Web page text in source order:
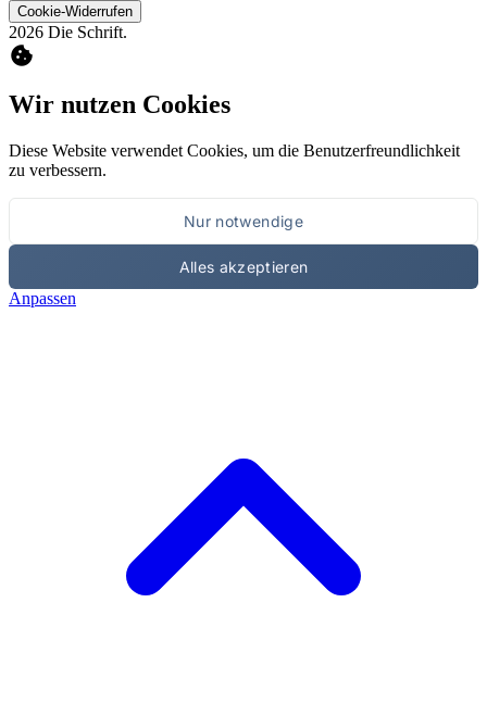
Cookie-Widerrufen
2026 Die Schrift.
cookie
Wir nutzen Cookies
Diese Website verwendet Cookies, um die Benutzerfreundlichkeit
zu verbessern.
Nur notwendige
Alles akzeptieren
Anpassen